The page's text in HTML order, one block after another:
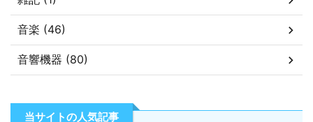
音楽 (46)
音響機器 (80)
当サイトの人気記事